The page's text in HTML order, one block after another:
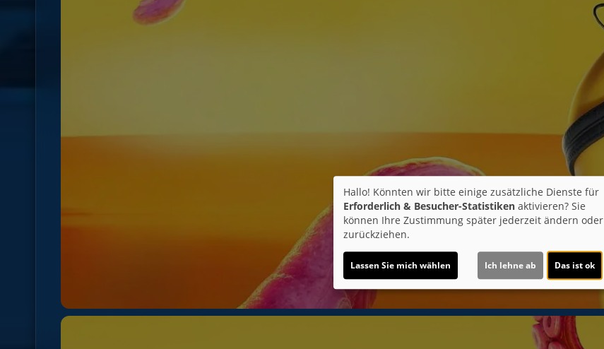
Hallo! Könnten wir bitte einige zusätzliche Dienste für
Erforderlich & Besucher-Statistiken aktivieren? Sie
können Ihre Zustimmung später jederzeit ändern oder
zurückziehen.
Lassen Sie mich wählen Ich lehne ab Das ist ok